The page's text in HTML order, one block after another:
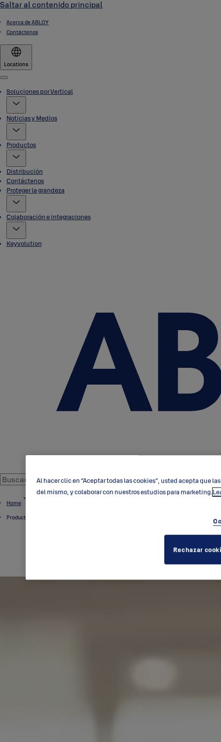
Saltar al contenido principal
Acerca de ABLOY
Contáctenos
Locations
Menu
Soluciones por Vertical
Noticias y Medios
Productos
Distribución
Contáctenos
Proteger la grandeza
Colaboración e integraciones
Keyvolution
Home
Productos
Al hacer clic en “Aceptar todas las cookies”, usted acepta que
del mismo, y colaborar con nuestros estudios para marketing.
Rechazar